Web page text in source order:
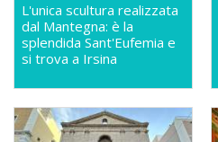
L'unica scultura realizzata
dal Mantegna: è la
splendida Sant'Eufemia e
si trova a Irsina